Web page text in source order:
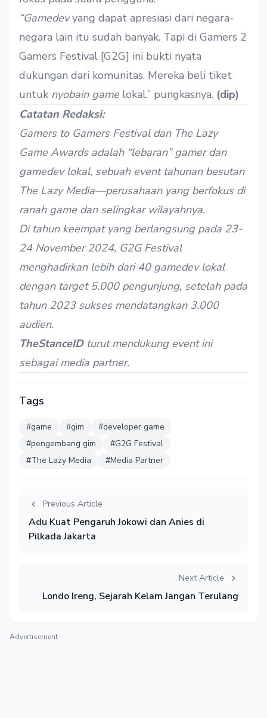
“Gamedevyang dapat apresiasi dari negara-
negara lain itu sudah banyak. Tapi di Gamers 2
Gamers Festival [G2G] ini bukti nyata
dukungan dari komunitas. Mereka beli tiket
untuk nyobain game lokal,” pungkasnya. (dip)
Catatan Redaksi:
Gamers to Gamers Festival dan The Lazy
Game Awards adalah “lebaran” gamer dan
gamedev lokal, sebuah event tahunan besutan
The Lazy Media—perusahaan yang berfokus di
ranah game dan selingkar wilayahnya.
Di tahun keempat yang berlangsung pada 23-
24 November 2024, G2G Festival
menghadirkan lebih dari 40 gamedev lokal
dengan target 5.000 pengunjung, setelah pada
tahun 2023 sukses mendatangkan 3.000
audien.
TheStanceIDturut mendukung event ini
sebagai media partner.
Tags
#game #gim
#developer game
#pengembang gim
#G2G Festival
#The Lazy Media
#Media Partner
Previous Article
Adu Kuat Pengaruh Jokowi dan Anies di
Pilkada Jakarta
Next Article
Londo Ireng, Sejarah Kelam Jangan Terulang
Advertisement